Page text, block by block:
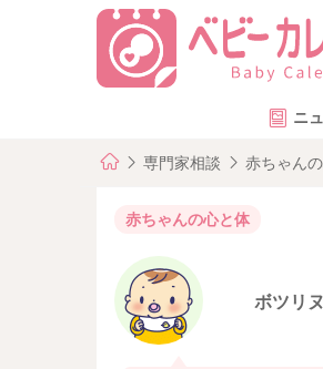
ニ
専門家相談 赤ちゃん
赤ちゃんの心と体
ボツリ